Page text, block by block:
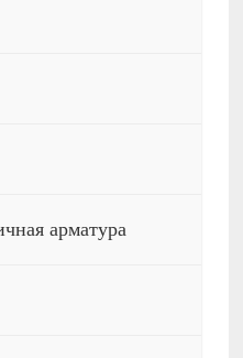
арматура